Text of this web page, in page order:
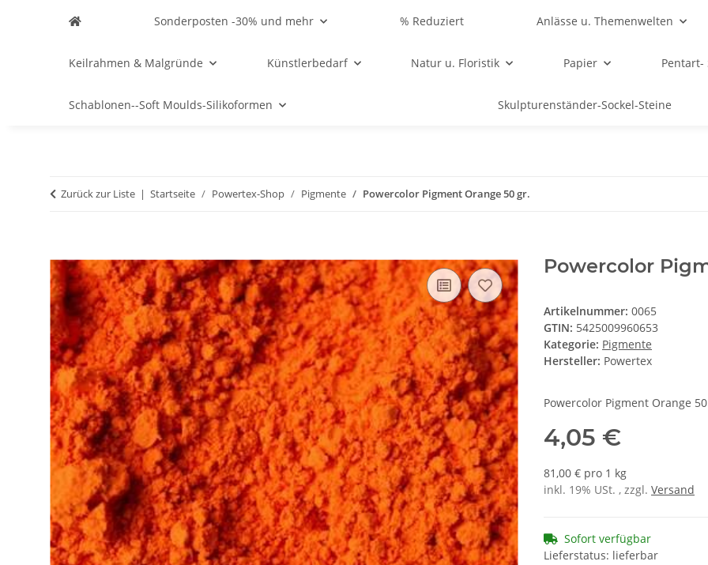
Sonderposten -30% und mehr % Reduziert Anlässe u. Themenwelten
Keilrahmen & Malgründe Künstlerbedarf Natur u. Floristik Papier Pentart-
Schablonen--Soft Moulds-Silikoformen Skulpturenständer-Sockel-Steine
Zurück zur Liste Startseite Powertex-Shop Pigmente Powercolor Pigment Orange 50 gr.
Powercolor
Artikelnummer: 0065
GTIN: 5425009960653
Kategorie: Pigmente
Hersteller: Powertex
Powercolor Pigment Orange
4,05 €
81,00 € pro 1 kg
inkl. 19% USt. , zzgl. Versand
Sofort verfügbar
Lieferstatus: lieferbar